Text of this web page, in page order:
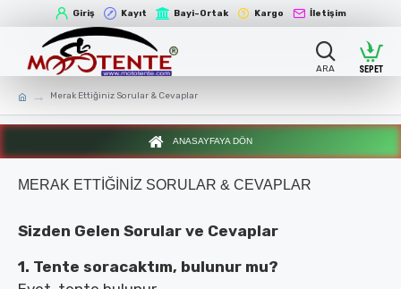
Giriş Kayıt Bayi-Ortak Kargo İletişim
Merak Ettiğiniz Sorular & Cevaplar
ANASAYFAYA DÖN
MERAK ETTIĞINIZ SORULAR & CEVAPLAR
Sizden Gelen Sorular ve Cevaplar
1. Tente soracaktım, bulunur mu?